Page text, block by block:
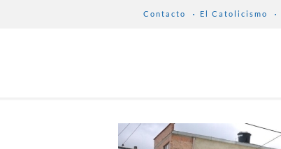
Contacto El Catolicismo